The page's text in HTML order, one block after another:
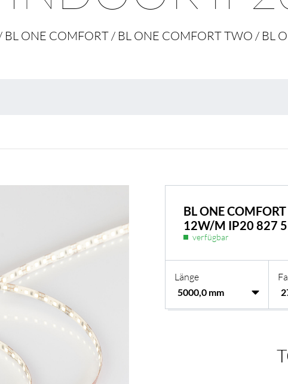
Wünschen zusammen
BL Shine Netzteile
BL ONE COMFORT / BL ONE COMFORT TWO / BL
BL ONE
12W/M IP20 827
verfügbar
Länge